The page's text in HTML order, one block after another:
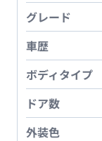
グレード
車歴
ボディタイプ
ドア数
外装色